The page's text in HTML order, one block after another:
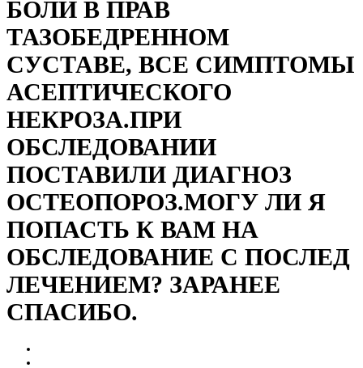
БОЛИ В ПРАВ
ТАЗОБЕДРЕННОМ
СУСТАВЕ, ВСЕ СИМПТОМЫ
АСЕПТИЧЕСКОГО
НЕКРОЗА.ПРИ
ОБСЛЕДОВАНИИ
ПОСТАВИЛИ ДИАГНОЗ
ОСТЕОПОРОЗ.МОГУ ЛИ Я
ПОПАСТЬ К ВАМ НА
ОБСЛЕДОВАНИЕ С ПОСЛЕД
ЛЕЧЕНИЕМ? ЗАРАНЕЕ
СПАСИБО.